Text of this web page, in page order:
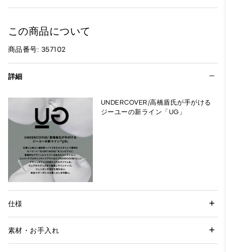
この商品について
商品番号: 357102
詳細
UNDERCOVER/高橋盾氏が手がける
ジーユーの新ライン「UG」
仕様
素材・お手入れ